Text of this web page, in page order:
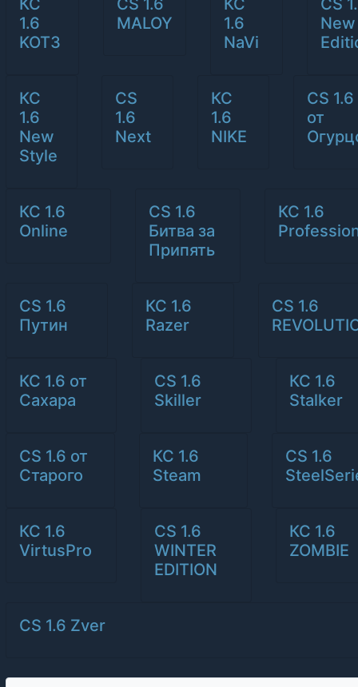
1.6
KOT3
MALOY
1.6
NaVi
New
КС
1.6
New
Style
CS
1.6
Next
КС
1.6
NIKE
CS 1.6
от
КС 1.6
Online
CS 1.6
Битва за
Припять
КС 1.6
CS 1.6
Путин
КС 1.6
Razer
CS 1.6
КС 1.6 от
Сахара
CS 1.6
Skiller
КС 1.6
Stalker
CS 1.6 от
Старого
КС 1.6
Steam
CS 1.6
КС 1.6
VirtusPro
CS 1.6
WINTER
EDITION
КС 1.6
ZOMBIE
CS 1.6 Zver